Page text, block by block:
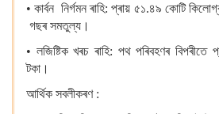
• কাৰ্বন নিৰ্গমন ৰাহি: প্ৰায় ৫১.৪৯ কোটি
গছৰ সমতুল্য।
• লজিষ্টিক খৰচ ৰাহি: পথ পৰিবহণৰ
টকা।
আৰ্থিক সবলীকৰণ :